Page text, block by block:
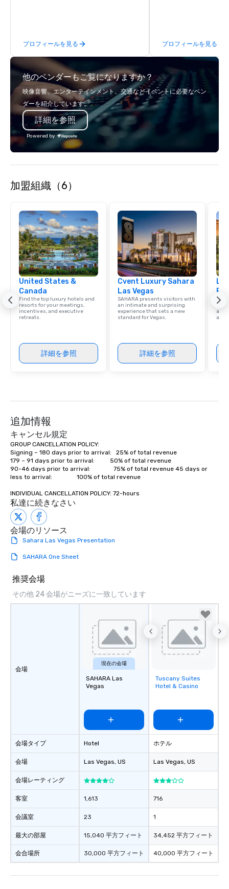
プロフィールを見る
two people to
comprised of Sedans,
Coaches. We have a
seating and
vehicles. With our
successful program
プロフィールを見る
他のベンダーもご覧になりますか？
映像音響、エンターテインメント、交通などイベントに必要なベン
ダーを紹介しています。
詳細を参照
Powered by
加盟組織（6）
United States &
Canada
Find the top luxury hotels and
resorts for your meetings,
incentives, and executive
retreats.
詳細を参照
Cvent Luxury Sahara
Las Vegas
SAHARA presents visitors with
an intimate and surprising
experience that sets a new
standard for Vegas.
詳細を参照
with
and
追加情報
キャンセル規定
GROUP CANCELLATION POLICY:
Signing – 180 days prior to arrival:   25% of total revenue
179 – 91 days prior to arrival:          50% of total revenue
90-46 days prior to arrival:               75% of total revenue 45 days or
less to arrival:                100% of total revenue
INDIVIDUAL CANCELLATION POLICY: 72-hours
私達に続きなさい
会場のリソース
Sahara Las Vegas Presentation
SAHARA One Sheet
推奨会場
その他 24 会場がニーズに一致しています
会場
会場タイプ
会場
会場レーティング
客室
会議室
最大の部屋
会合場所
現在の会場
SAHARA Las
Vegas
Hotel
Las Vegas, US
1,613
23
15,040 平方フィート
30,000 平方フィート
Removed from
favorites
Tuscany Suites
Hotel & Casino
ホテル
Las Vegas, US
716
1
34,452 平方フィート
40,000 平方フィート